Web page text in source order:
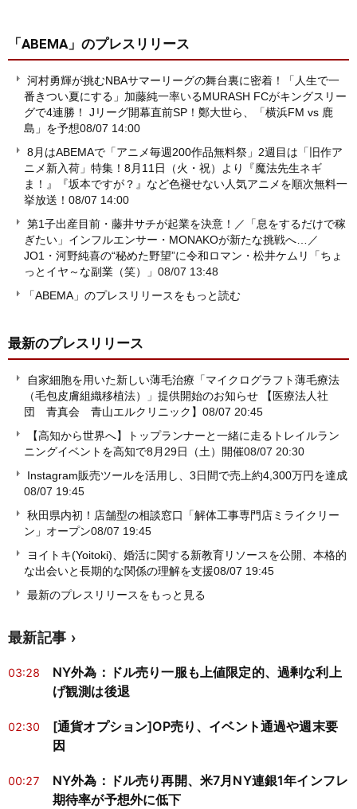
「ABEMA」 のプレスリリース
河村勇輝が挑むNBAサマーリーグの舞台裏に密着！「人生で一
番きつい夏にする」加藤純一率いるMURASH FCがキングスリー
グで4連勝！ Jリーグ開幕直前SP！鄭大世ら、「横浜FM vs 鹿
島」を予想08/07 14:00
8月はABEMAで「アニメ毎週200作品無料祭」2週目は「旧作ア
ニメ新入荷」特集！8月11日（火・祝）より『魔法先生ネギ
ま！』『坂本ですが？』など色褪せない人気アニメを順次無料一
挙放送！ 08/07 14:00
第1子出産目前・藤井サチが起業を決意！／「息をするだけで稼
ぎたい」インフルエンサー・MONAKOが新たな挑戦へ…／
JO1・河野純喜の“秘めた野望”に令和ロマン・松井ケムリ「ちょ
っとイヤ～な副業（笑）」 08/07 13:48
「ABEMA」のプレスリリースをもっと読む
最新のプレスリリース
自家細胞を用いた新しい薄毛治療「マイクログラフト薄毛療法
（毛包皮膚組織移植法）」提供開始のお知らせ 【医療法人社
団 青真会 青山エルクリニック】 08/07 20:45
【高知から世界へ】トップランナーと一緒に走るトレイルラン
ニングイベントを高知で8月29日（土）開催08/07 20:30
Instagram販売ツールを活用し、3日間で売上約4,300万円を達成
08/07 19:45
秋田県内初！店舗型の相談窓口「解体工事専門店ミライクリー
ン」オープン08/07 19:45
ヨイトキ(Yoitoki)、婚活に関する新教育リソースを公開、本格的
な出会いと長期的な関係の理解を支援08/07 19:45
最新のプレスリリースをもっと見る
最新記事
03:28
NY外為：ドル売り一服も上値限定的、過剰な利上
げ観測は後退
02:30
[通貨オプション]OP売り、イベント通過や週末要
因
00:27
NY外為：ドル売り再開、米7月NY連銀1年インフレ
期待率が予想外に低下